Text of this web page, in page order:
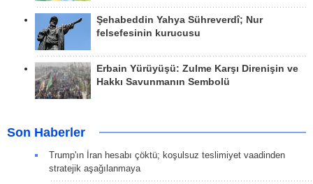
Şehabeddin Yahya Sühreverdî; Nur
felsefesinin kurucusu
Erbain Yürüyüşü: Zulme Karşı Direnişin ve
Hakkı Savunmanın Sembolü
Son Haberler
Trump'ın İran hesabı çöktü; koşulsuz teslimiyet vaadinden
stratejik aşağılanmaya